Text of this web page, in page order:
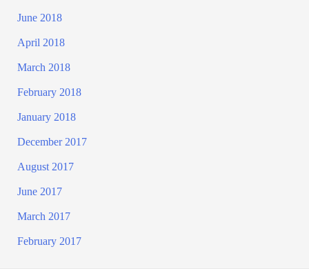
June 2018
April 2018
March 2018
February 2018
January 2018
December 2017
August 2017
June 2017
March 2017
February 2017